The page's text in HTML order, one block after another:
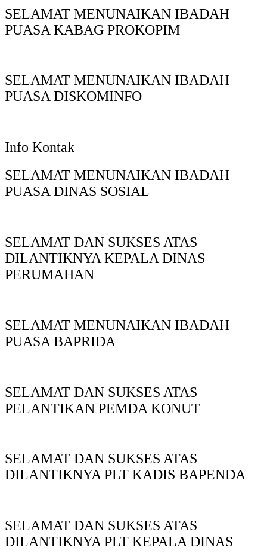
SELAMAT MENUNAIKAN IBADAH
PUASA KABAG PROKOPIM
SELAMAT MENUNAIKAN IBADAH
PUASA DISKOMINFO
Info Kontak
SELAMAT MENUNAIKAN IBADAH
PUASA DINAS SOSIAL
SELAMAT DAN SUKSES ATAS
DILANTIKNYA KEPALA DINAS
PERUMAHAN
SELAMAT MENUNAIKAN IBADAH
PUASA BAPRIDA
SELAMAT DAN SUKSES ATAS
PELANTIKAN PEMDA KONUT
SELAMAT DAN SUKSES ATAS
DILANTIKNYA PLT KADIS BAPENDA
SELAMAT DAN SUKSES ATAS
DILANTIKNYA PLT KEPALA DINAS